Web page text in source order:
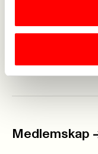
<-456789
Medlemskap